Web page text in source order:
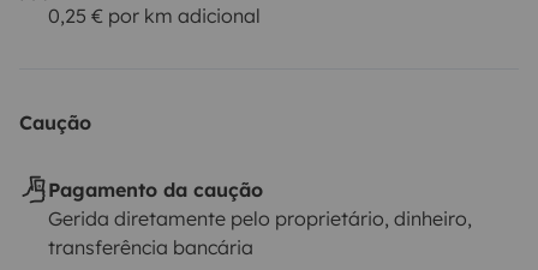
0,25 € por km adicional
Caução
Pagamento da caução
Gerida diretamente pelo proprietário, dinheiro,
transferência bancária